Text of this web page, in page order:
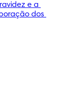
e a
dos